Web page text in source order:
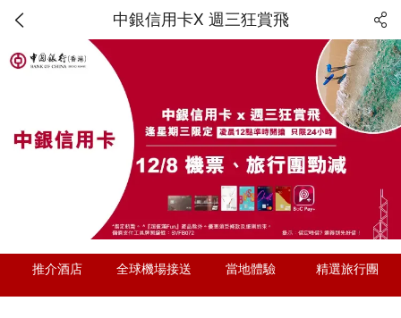
中銀信用卡X 週三狂賞飛
推介酒店 全球機場接送 當地體驗 精選旅行團